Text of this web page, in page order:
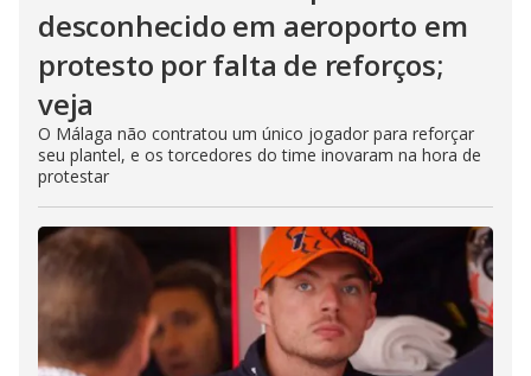
desconhecido em aeroporto em
protesto por falta de reforços;
veja
O Málaga não contratou um único jogador para reforçar
seu plantel, e os torcedores do time inovaram na hora de
protestar